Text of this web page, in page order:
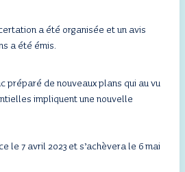
a été organisée et un avis
a été émis.
préparé de nouveaux plans qui au vu
impliquent une nouvelle
le 7 avril 2023 et s’achèvera le 6 mai